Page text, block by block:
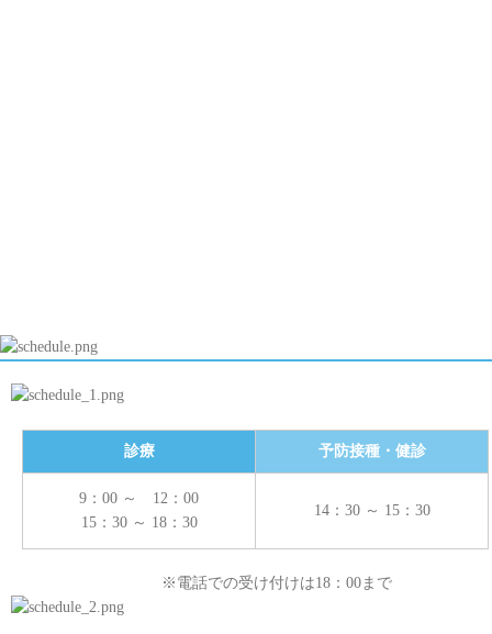
診療 予防接種・健診
9：00 ～ 12：00
15：30 ～ 18：30
14：30 ～ 15：30
※電話での受け付けは18：00まで